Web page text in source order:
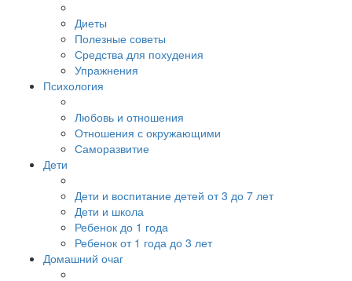
Диеты
Полезные советы
Средства для похудения
Упражнения
Психология
Любовь и отношения
Отношения с окружающими
Саморазвитие
Дети
Дети и воспитание детей от 3 до 7 лет
Дети и школа
Ребенок до 1 года
Ребенок от 1 года до 3 лет
Домашний очаг